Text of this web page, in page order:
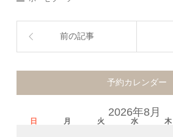
前の記事
予約カレンダー
2026年8月
日 月 火 水 木